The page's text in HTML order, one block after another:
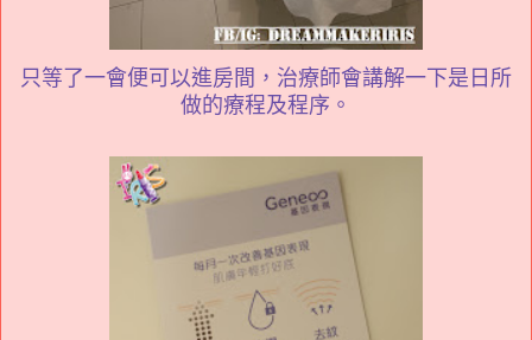
只等了一會便可以進房間，治療師會講解一下是日所
做的療程及程序。